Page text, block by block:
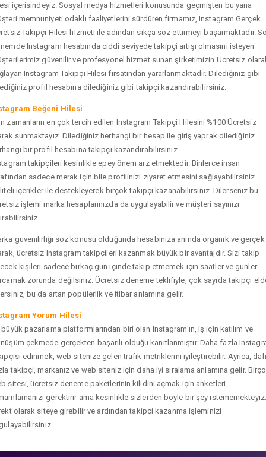
içerisindeyiz. Sosyal medya hizmetleri konusunda geçmişten bu yana
memnuniyeti odaklı faaliyetlerini sürdüren firmamız, Instagram Gerçek
Takipçi Hilesi hizmeti ile adından sıkça söz ettirmeyi başarmaktadır.
Instagram hesabında ciddi seviyede takipçi artışı olmasını isteyen
güvenilir ve profesyonel hizmet sunan şirketimizin Ücretsiz
Instagram Takipçi Hilesi fırsatından yararlanmaktadır. Dilediğiniz gibi
profil hesabına dilediğiniz gibi takipçi kazandırabilirsiniz.
Beğeni Hilesi
zamanların en çok tercih edilen Instagram Takipçi Hilesini %100 Ücretsiz
sunmaktayız. Dilediğiniz herhangi bir hesap ile giriş yaprak dilediğiniz
bir profil hesabına takipçi kazandırabilirsiniz.
takipçileri kesinlikle epey önem arz etmektedir. Binlerce insan
sadece merak için bile profilinizi ziyaret etmesini sağlayabilirsiniz.
içerikler ile destekleyerek birçok takipçi kazanabilirsiniz. Dilerseniz bu
işlemi marka hesaplarınızda da uygulayabilir ve müşteri sayınızı
güvenilirliği söz konusu olduğunda hesabınıza anında organik ve gerçek
ücretsiz Instagram takipçileri kazanmak büyük bir avantajdır. Sizi takip
kişileri sadece birkaç gün içinde takip etmemek için saatler ve günler
zorunda değilsiniz. Ücretsiz deneme teklifiyle, çok sayıda takipçi
bu da artan popülerlik ve itibar anlamına gelir.
Yorum Hilesi
büyük pazarlama platformlarından biri olan Instagram'ın, iş için katılım ve
çekmede gerçekten başarılı olduğu kanıtlanmıştır. Daha fazla
edinmek, web sitenize gelen trafik metriklerini iyileştirebilir. Ayrıca,
takipçi, markanız ve web siteniz için daha iyi sıralama anlamına gelir.
sitesi, ücretsiz deneme paketlerinin kilidini açmak için anketleri
gerektirir ama kesinlikle sizlerden böyle bir şey istememekteyiz.
olarak siteye girebilir ve ardından takipçi kazanma işleminizi